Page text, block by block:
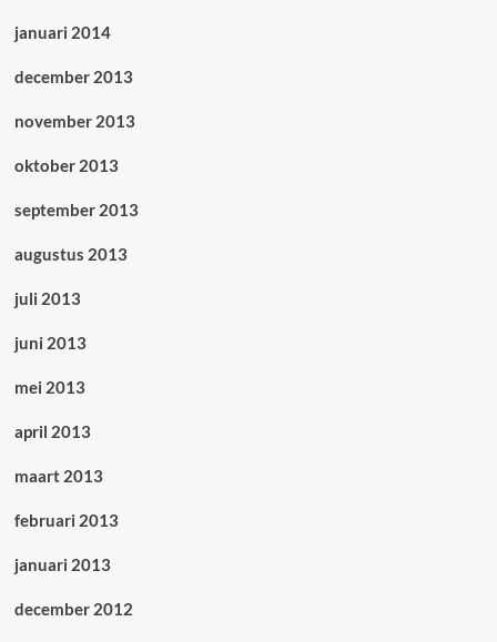
januari 2014
december 2013
november 2013
oktober 2013
september 2013
augustus 2013
juli 2013
juni 2013
mei 2013
april 2013
maart 2013
februari 2013
januari 2013
december 2012